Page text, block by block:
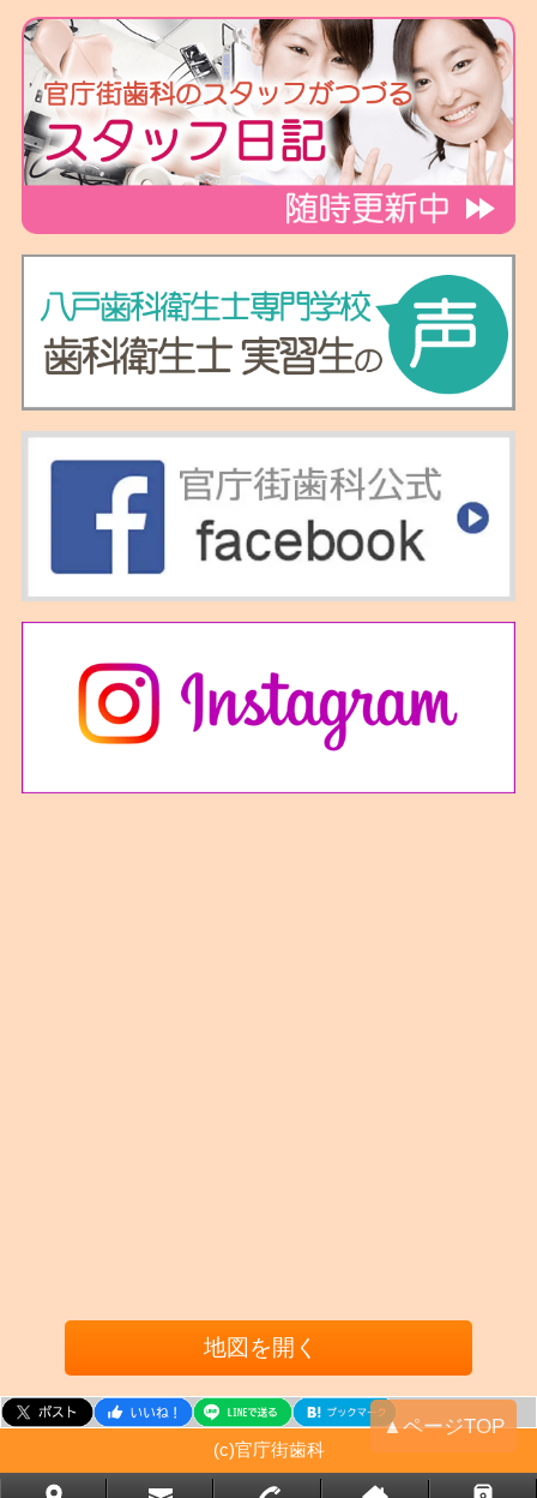
地図を開く
▲ページTOP
(c)官庁街歯科